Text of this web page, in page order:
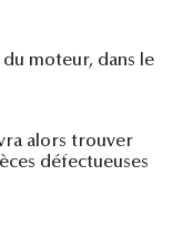
moteur, dans le
alors trouver
défectueuses